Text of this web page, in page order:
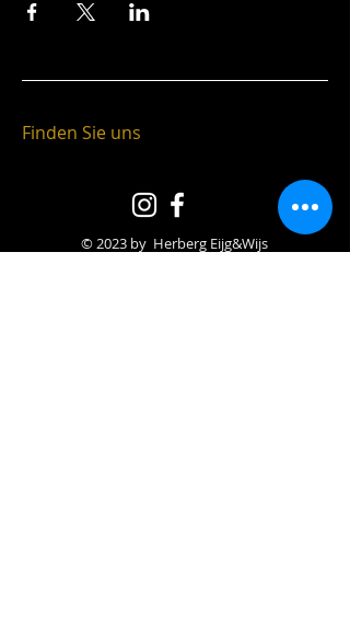
Finden Sie uns
© 2023 by Herberg Eijg&Wijs